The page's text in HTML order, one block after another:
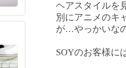
ヘアスタイルを
別にアニメのキ
が…やっかいな
SOYのお客様に